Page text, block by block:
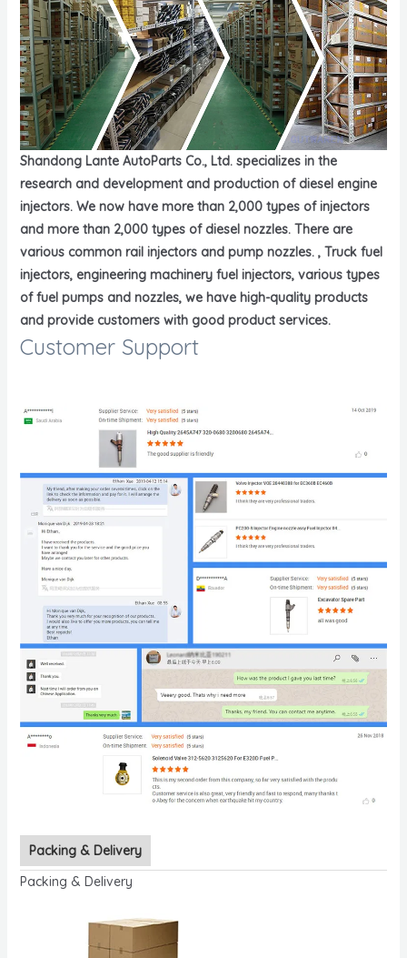
Shandong Lante AutoParts Co., Ltd. specializes in the
research and development and production of diesel engine
injectors. We now have more than 2,000 types of injectors
and more than 2,000 types of diesel nozzles. There are
various common rail injectors and pump nozzles. , Truck fuel
injectors, engineering machinery fuel injectors, various types
of fuel pumps and nozzles, we have high-quality products
and provide customers with good product services.
Customer Support
Packing & Delivery
Packing & Delivery